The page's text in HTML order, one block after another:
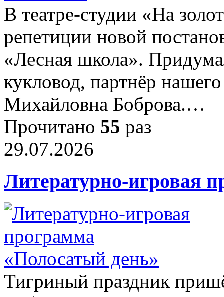
В театре-студии «На
репетиции новой
«Лесная школа».
кукловод, партнёр
Михайловна Боброва.…
Прочитано 55 раз
29.07.2026
Литературно-игровая
Тигриный праздник